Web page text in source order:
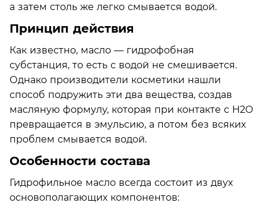
а затем столь же легко смывается водой.
Принцип действия
Как известно, масло — гидрофобная
субстанция, то есть с водой не смешивается.
Однако производители косметики нашли
способ подружить эти два вещества, создав
масляную формулу, которая при контакте с H2O
превращается в эмульсию, а потом без всяких
проблем смывается водой.
Особенности состава
Гидрофильное масло всегда состоит из двух
основополагающих компонентов: